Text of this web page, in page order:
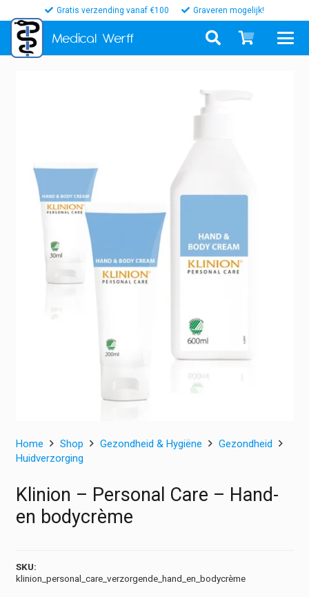
Gratis verzending vanaf €100 Graveren mogelijk!
Medical Werff
Home Shop Gezondheid & Hygiëne
Gezondheid
Huidverzorging
Klinion – Personal Care – Hand-
en bodycrème
SKU:
klinion_personal_care_verzorgende_hand_en_bodycrème